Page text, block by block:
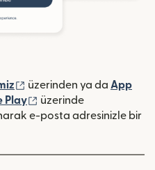
(yeni pencerede açılır)
üzerinden ya da App
açılır)
Play (yeni pencerede açılır)
üzerinde
e-posta adresinizle bir